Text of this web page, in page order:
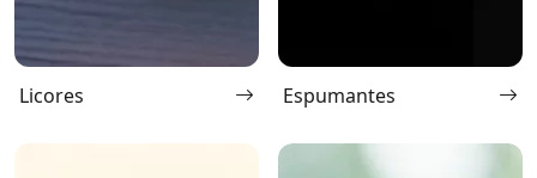
Licores Espumantes